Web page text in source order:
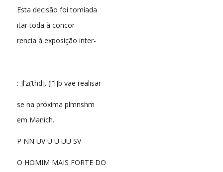
Esta decisão foi tomíada
itar toda à concor-
rencia à exposição inter-
: ]l’z(‘thd]. (l”l]b vae realisar-
se na próxima plmnshm
em Manich.
P NN UV U U UU SV
O HOMIM MAIS FORTE DO